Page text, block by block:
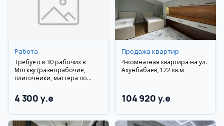
Работа
Требуется 30 рабочих в
Москву (разнорабочие,
плиточники, мастера по
4 300 y.e
Продажа квартир
4-комнатная квартира на ул.
Ахунбабаев, 122 кв.м
104 920 y.e